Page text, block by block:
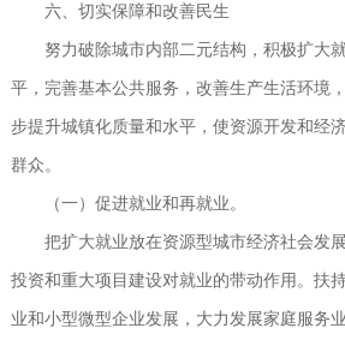
六、切实保障和改善民生
努力破除城市内部二元结构，积极扩大就
平，完善基本公共服务，改善生产生活环境
步提升城镇化质量和水平，使资源开发和经
群众。
（一）促进就业和再就业。
把扩大就业放在资源型城市经济社会发
投资和重大项目建设对就业的带动作用。扶
业和小型微型企业发展，大力发展家庭服务